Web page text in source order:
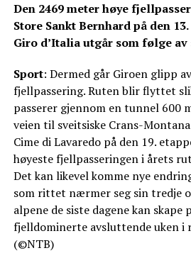
Den 2469 meter høye
Store Sankt Bernhard på den
Giro d’Italia utgår som følge av
Sport: Dermed går Giroen glipp
fjellpassering. Ruten blir flyttet
passerer gjennom en tunnel 600
veien til sveitsiske Crans-
Cime di Lavaredo på den 19.
høyeste fjellpasseringen i årets
Det kan likevel komme nye
som rittet nærmer seg sin tredje
alpene de siste dagene kan
fjelldominerte avsluttende uken i
(©NTB)